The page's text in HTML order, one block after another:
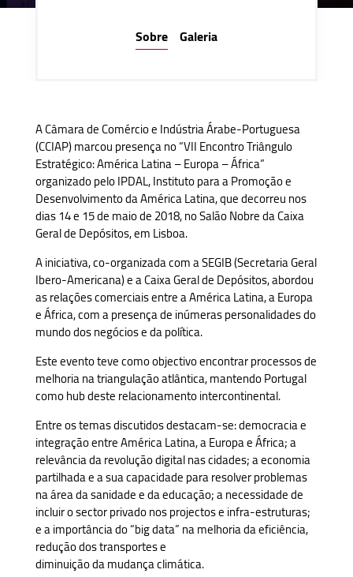
Sobre Galeria
A Câmara de Comércio e Indústria Árabe-Portuguesa
(CCIAP) marcou presença no “VII Encontro Triângulo
Estratégico: América Latina – Europa – África”
organizado pelo IPDAL, Instituto para a Promoção e
Desenvolvimento da América Latina, que decorreu nos
dias 14 e 15 de maio de 2018, no Salão Nobre da Caixa
Geral de Depósitos, em Lisboa.
A iniciativa, co-organizada com a SEGIB (Secretaria Geral
Ibero-Americana) e a Caixa Geral de Depósitos, abordou
as relações comerciais entre a América Latina, a Europa
e África, com a presença de inúmeras personalidades do
mundo dos negócios e da política.
Este evento teve como objectivo encontrar processos de
melhoria na triangulação atlântica, mantendo Portugal
como hub deste relacionamento intercontinental.
Entre os temas discutidos destacam-se: democracia e
integração entre América Latina, a Europa e África; a
relevância da revolução digital nas cidades; a economia
partilhada e a sua capacidade para resolver problemas
na área da sanidade e da educação; a necessidade de
incluir o sector privado nos projectos e infra-estruturas;
e a importância do “big data” na melhoria da eficiência,
redução dos transportes e
diminuição da mudança climática.